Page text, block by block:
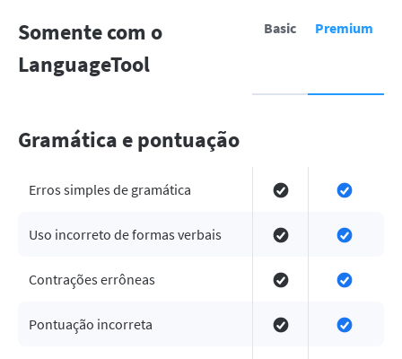
Somente com o
LanguageTool
Basic Premium
Gramática e pontuação
Erros simples de gramática
Uso incorreto de formas verbais
Contrações errôneas
Pontuação incorreta